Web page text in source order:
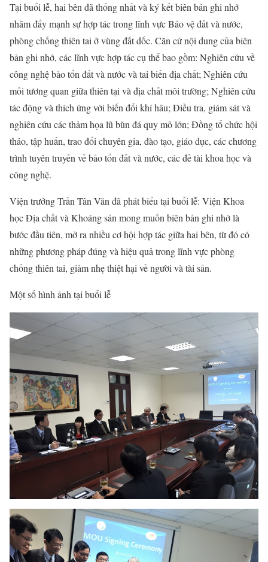
Tại buổi lễ, hai bên đã thống nhất và ký kết biên bản ghi nhớ
nhằm đẩy mạnh sự hợp tác trong lĩnh vực Bảo vệ đất và nước,
phòng chống thiên tai ở vùng đất dốc. Căn cứ nội dung của biên
bản ghi nhớ, các lĩnh vực hợp tác cụ thể bao gồm: Nghiên cứu về
công nghệ bảo tổn đất và nước và tai biến địa chất; Nghiên cứu
mối tương quan giữa thiên tại và địa chất môi trường; Nghiên cứu
tác động và thích ứng với biến đổi khí hâu; Điều tra, giám sát và
nghiên cứu các thảm họa lũ bùn đá quy mô lớn; Đồng tổ chức hội
thảo, tập huấn, trao đổi chuyên gia, đào tạo, giáo dục, các chương
trình tuyên truyền về bảo tổn đất và nước, các đề tài khoa học và
công nghệ.
Viện trưởng Trần Tân Văn đã phát biểu tại buổi lễ: Viện Khoa
học Địa chất và Khoáng sản mong muốn biên bản ghi nhớ là
bước đầu tiên, mở ra nhiều cơ hội hợp tác giữa hai bên, từ đó có
những phương pháp đúng và hiệu quả trong lĩnh vực phòng
chống thiên tai, giảm nhẹ thiệt hại về người và tài sản.
Một số hình ảnh tại buổi lễ